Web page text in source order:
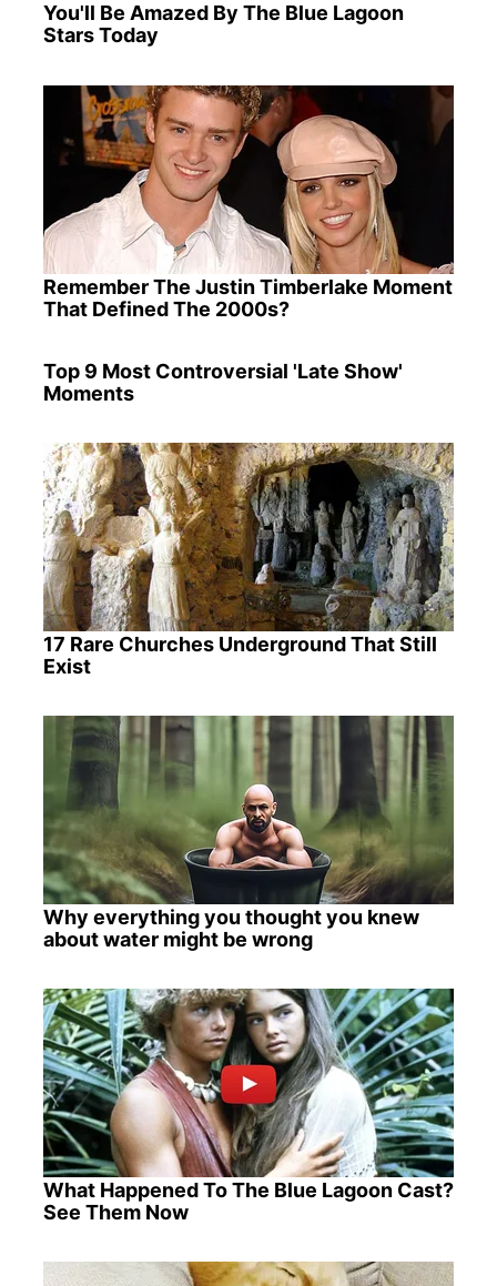
You'll Be Amazed By The Blue Lagoon
Stars Today
Remember The Justin Timberlake Moment
That Defined The 2000s?
Top 9 Most Controversial 'Late Show'
Moments
17 Rare Churches Underground That Still
Exist
Why everything you thought you knew
about water might be wrong
What Happened To The Blue Lagoon Cast?
See Them Now